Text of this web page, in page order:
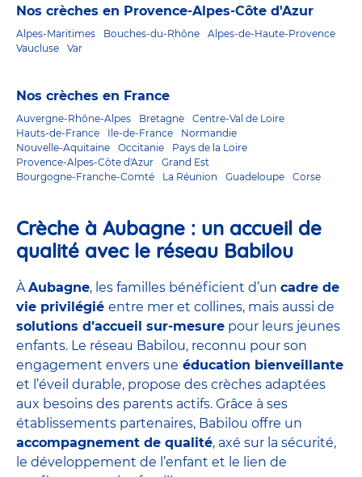
Nos crèches en Provence-Alpes-Côte d'Azur
Alpes-Maritimes Bouches-du-Rhône
Alpes-de-Haute-Provence
Vaucluse
Var
Nos crèches en France
Auvergne-Rhône-Alpes Bretagne
Centre-Val de Loire
Hauts-de-France
Ile-de-France
Normandie
Nouvelle-Aquitaine
Occitanie
Pays de la Loire
Provence-Alpes-Côte d'Azur
Grand Est
Bourgogne-Franche-Comté
La Réunion Guadeloupe Corse
Crèche à Aubagne : un accueil de
qualité avec le réseau Babilou
À Aubagne, les familles bénéficient d’un cadre de
vie privilégié entre mer et collines, mais aussi de
solutions d’accueil sur-mesure pour leurs jeunes
enfants. Le réseau Babilou, reconnu pour son
engagement envers une éducation bienveillante
et l’éveil durable, propose des crèches adaptées
aux besoins des parents actifs. Grâce à ses
établissements partenaires, Babilou offre un
accompagnement de qualité, axé sur la sécurité,
le développement de l’enfant et le lien de